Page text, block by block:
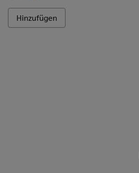
Hinzufügen